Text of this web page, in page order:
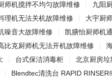
师机搅拌不均匀故障维修 九阳
理机无法关机故障维修 大宇厨
噪音大故障维修 凯膳怡厨师机
比克厨师机无法开机故障维修
台式保洁消毒柜
北京厨房垃
Blendtec清洗台 RAPID